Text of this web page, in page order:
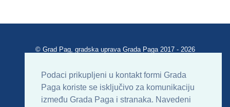
Podaci prikupljeni u kontakt formi Grada
Paga koriste se isključivo za komunikaciju
između Grada Paga i stranaka. Navedeni
© Grad Pag, gradska uprava Grada Paga 2017 - 2026
Uvjeti korištenja Impressum
Kontakt